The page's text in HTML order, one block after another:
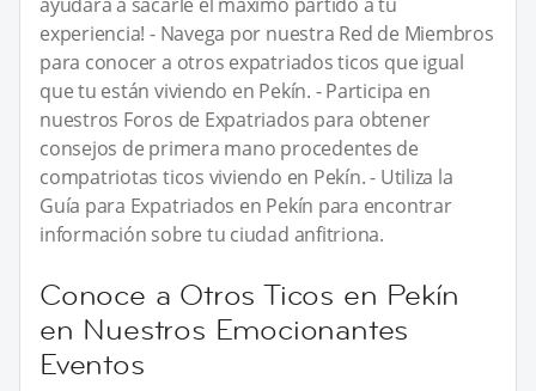
experiencia! - Navega por nuestra Red de Miembros
para conocer a otros expatriados ticos que igual
que tu están viviendo en Pekín. - Participa en
nuestros Foros de Expatriados para obtener
consejos de primera mano procedentes de
compatriotas ticos viviendo en Pekín. - Utiliza la
Guía para Expatriados en Pekín para encontrar
información sobre tu ciudad anfitriona.
Conoce a Otros Ticos en Pekín
en Nuestros Emocionantes
Eventos